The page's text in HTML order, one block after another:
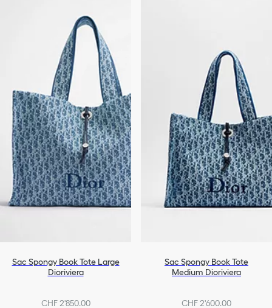
Sac Spongy Book Tote Large
Dioriviera
CHF 2'850.00
Sac Spongy Book Tote
Medium Dioriviera
CHF 2'600.00